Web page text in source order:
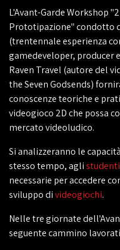
L'Avant-Garde Workshop
Prototipazione" condotto
(trentennale esperienza
gamedeveloper, producer
Raven Travel (autore del
the Seven Godsends)
conoscenze teoriche e
videogioco 2D che possa
mercato videoludico.
Si analizzeranno le
stesso tempo, aglistudenti
necessarie per accedere
sviluppo divideogiochi.
Nelle tre giornate
seguente cammino